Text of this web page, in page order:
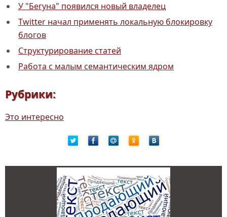
У "Бегуна" появился новый владелец
Twitter начал применять локальную блокировку
блогов
Структурирование статей
Работа с малым семантическим ядром
Рубрики:
Это интересно